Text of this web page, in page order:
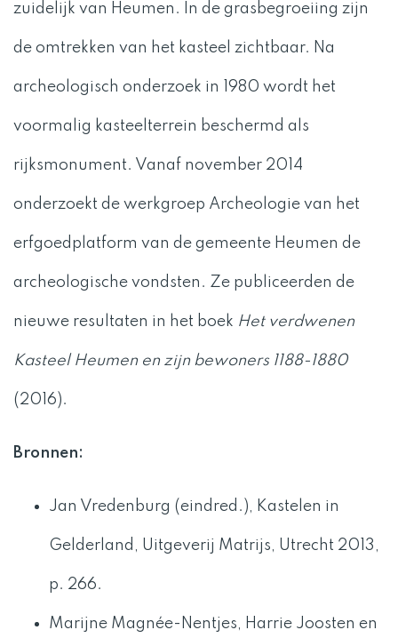
zuidelijk van Heumen. In de grasbegroeiing zijn
de omtrekken van het kasteel zichtbaar. Na
archeologisch onderzoek in 1980 wordt het
voormalig kasteelterrein beschermd als
rijksmonument. Vanaf november 2014
onderzoekt de werkgroep Archeologie van het
erfgoedplatform van de gemeente Heumen de
archeologische vondsten. Ze publiceerden de
nieuwe resultaten in het boek Het verdwenen
Kasteel Heumen en zijn bewoners 1188-1880
(2016).
Bronnen:
Jan Vredenburg (eindred.), Kastelen in
Gelderland, Uitgeverij Matrijs, Utrecht 2013,
p. 266.
Marijne Magnée-Nentjes, Harrie Joosten en